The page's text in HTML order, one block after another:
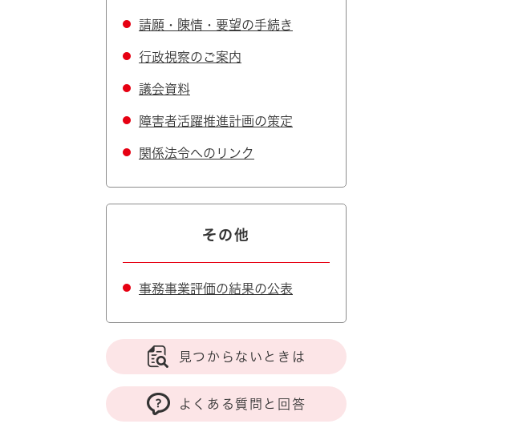
請願・陳情・要望の手続き
行政視察のご案内
議会資料
障害者活躍推進計画の策定
関係法令へのリンク
その他
事務事業評価の結果の公表
見つからないときは
よくある質問と回答